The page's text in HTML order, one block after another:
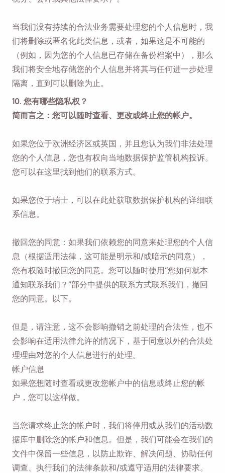
当我们没有持续的合法业务需要处理您的个人信息时，我
们将删除或匿名化此类信息，或者，如果这是不可能的
（例如，因为您的个人信息已存储在备份档案中），那么
我们将安全地存储您的个人信息并将其与任何进一步处理
隔离，直到可以删除为止。
10. 您有哪些隐私权？
简而言之：您可以随时查看、更改或终止您的帐户。
如果您位于欧洲经济区或英国，并且您认为我们非法处理
您的个人信息，您也有权向当地数据保护监管机构投诉。
您可以在这里找到他们的联系方式。
如果您位于瑞士，可以在此处获取数据保护机构的详细联
系信息。
撤回您的同意：如果我们依赖您的同意来处理您的个人信
息（根据适用法律，这可能是明示和/或暗示的同意），
您有权随时撤回您的同意。您可以随时使用“您如何就本
通知联系我们？”部分中提供的联系方式联系我们，撤回
您的同意。以下。
但是，请注意，这不会影响撤销之前处理的合法性，也不
会影响在适用法律允许的情况下，基于同意以外的合法处
理理由对您的个人信息进行的处理。
帐户信息
如果您想随时查看或更改您帐户中的信息或终止您的帐
户，您可以这样做。
当您请求终止您的帐户时，我们将停用或从我们的活动数
据库中删除您的帐户和信息。但是，我们可能会在我们的
文件中保留一些信息，以防止欺诈、解决问题、协助任何
调查、执行我们的法律条款和/或遵守适用的法律要求。
勾选此选项，即表示您同意我们的隐私政策。